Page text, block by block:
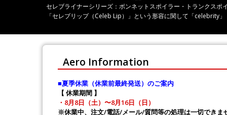
セレブライナーシリーズ：ボンネットスポイラー・トランクスポ
「セレブリップ（Celeb Lip）」という形容に関して「celebrity
Aero Information
■夏季休業（休業前最終発送）のご案内
【 休業期間 】
・8月8日（土）〜8月16日（日）
※休業中、注文/電話/メール/質問等の処理は一切できま